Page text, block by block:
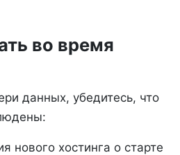
во время
данных, убедитесь, что
нового хостинга о старте